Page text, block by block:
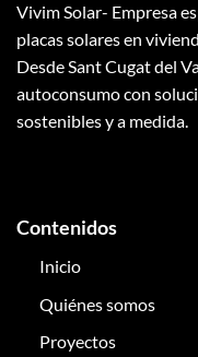
Vivim Solar- Empresa
placas solares en
Desde Sant Cugat del
autoconsumo con
sostenibles y a medida.
Contenidos
Inicio
Quiénes somos
Proyectos